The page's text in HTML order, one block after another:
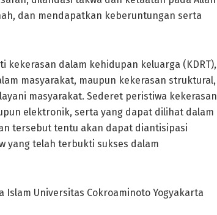
dan mendapatkan keberuntungan serta
dalam kehidupan keluarga (KDRT),
masyarakat, maupun kekerasan struktural,
masyarakat. Sederet peristiwa kekerasan
elektronik, serta yang dapat dilihat dalam
tersebut tentu akan dapat diantisipasi
yang telah terbukti sukses dalam
Islam Universitas Cokroaminoto Yogyakarta